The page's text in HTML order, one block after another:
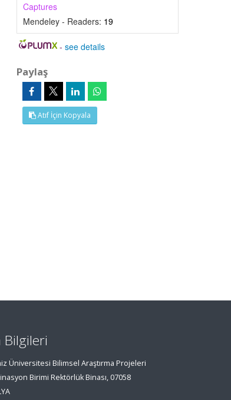
Captures
Mendeley - Readers: 19
-see details
Paylaş
Atıf İçin Kopyala
Bilgileri
Üniversitesi Bilimsel Araştırma Projeleri
Birimi Rektörlük Binası, 07058